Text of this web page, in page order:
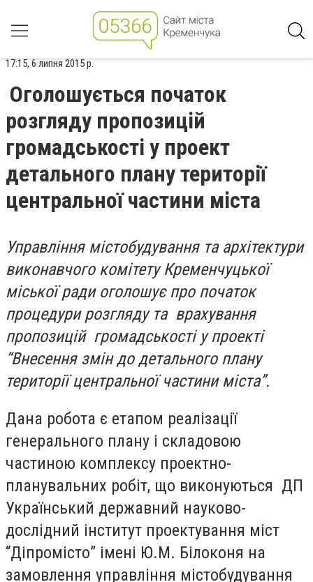
17:15, 6 липня 2015 р.
Оголошується початок
розгляду пропозицій
громадськості у проект
детального плану території
центральної частини міста
Управління містобудування та архітектури
виконавчого комітету Кременчуцької
міської ради оголошує про початок
процедури розгляду та врахування
пропозицій громадськості у проекті
“Внесення змін до детального плану
території центральної частини міста”.
Дана робота є етапом реалізації
генерального плану і складовою
частиною комплексу проектно-
планувальних робіт, що виконуються ДП
Український державний науково-
дослідний інститут проектування міст
“Діпромісто” імені Ю.М. Білоконя на
замовлення управління містобудування